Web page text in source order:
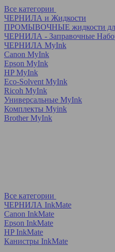
Все категории
ЧЕРНИЛА и Жидкости
ПРОМЫВОЧНЫЕ жидкости
ЧЕРНИЛА - Заправочные
ЧЕРНИЛА MyInk
Canon MyInk
Epson MyInk
HP MyInk
Eco-Solvent MyInk
Ricoh MyInk
Универсальные MyInk
Комплекты Myink
Brother MyInk
Все категории
ЧЕРНИЛА InkMate
Canon InkMate
Epson InkMate
HP InkMate
Канистры InkMate